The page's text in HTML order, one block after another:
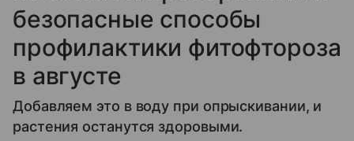
безопасные способы
профилактики фитофтороза
в августе
Добавляем это в воду при опрыскивании, и
растения останутся здоровыми.